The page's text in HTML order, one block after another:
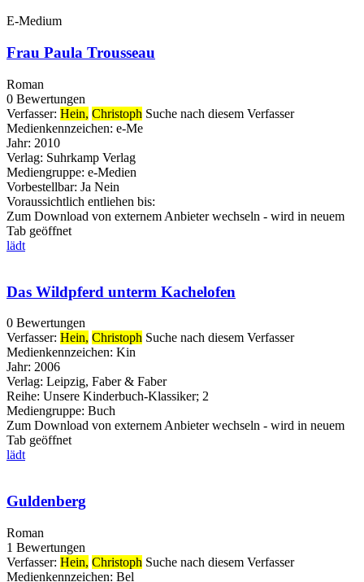
E-Medium
Frau Paula Trousseau
Roman
0 Bewertungen
Verfasser: Hein, Christoph Suche nach diesem Verfasser
Medienkennzeichen: e-Me
Jahr: 2010
Verlag: Suhrkamp Verlag
Mediengruppe: e-Medien
Vorbestellbar: Ja Nein
Voraussichtlich entliehen bis:
Zum Download von externem Anbieter wechseln - wird in neuem
Tab geöffnet
lädt
Das Wildpferd unterm Kachelofen
0 Bewertungen
Verfasser: Hein, Christoph Suche nach diesem Verfasser
Medienkennzeichen: Kin
Jahr: 2006
Verlag: Leipzig, Faber & Faber
Reihe: Unsere Kinderbuch-Klassiker; 2
Mediengruppe: Buch
Zum Download von externem Anbieter wechseln - wird in neuem
Tab geöffnet
lädt
Guldenberg
Roman
1 Bewertungen
Verfasser: Hein, Christoph Suche nach diesem Verfasser
Medienkennzeichen: Bel